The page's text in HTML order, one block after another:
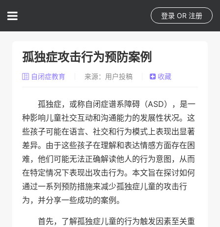
登录 OR 注册
孤独症攻击行为预防案例
自闭症教育 来源：用户投稿 收藏
孤独症，或称自闭症谱系障碍（ASD），是一
种影响儿童社交互动和沟通能力的发展性状况。这
些孩子可能在语言、社交和行为模式上表现出显著
差异。由于这些孩子在理解和表达情感方面存在困
难，他们可能无法正确解读他人的行为意图，从而
在特定情况下表现出攻击行为。本文旨在探讨如何
通过一系列预防措施来减少孤独症儿童的攻击行
为，并分享一些成功的案例。
首先，了解孤独症儿童的行为触发因素至关重